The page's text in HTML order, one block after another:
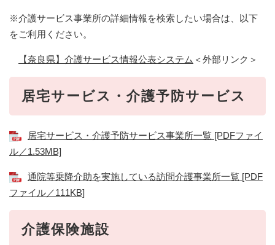
※介護サービス事業所の詳細情報を検索したい場合は、以下
をご利用ください。
【奈良県】介護サービス情報公表システム ＜外部リンク＞
居宅サービス・介護予防サービス
居宅サービス・介護予防サービス事業所一覧 [PDFファイ
ル／1.53MB]
通院等乗降介助を実施している訪問介護事業所一覧 [PDF
ファイル／111KB]
介護保険施設